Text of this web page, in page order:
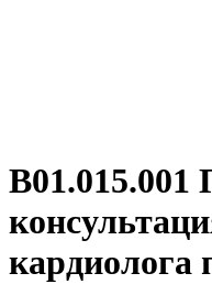
B01.015.001
кардиолога